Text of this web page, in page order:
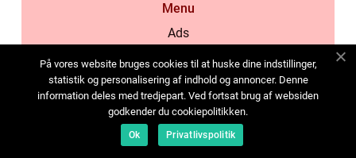
Menu
Ads
Cookies
Contact
Sitemap
På vores website bruges cookies til at huske dine indstillinger,
statistik og personalisering af indhold og annoncer. Denne
information deles med tredjepart. Ved fortsat brug af websiden
godkender du cookiepolitikken.
Ok Privatlivspolitik